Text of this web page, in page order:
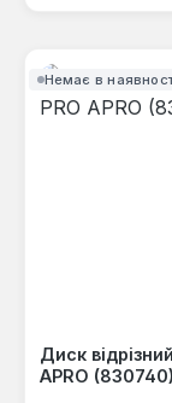
Немає в
Диск
APRO (830740)